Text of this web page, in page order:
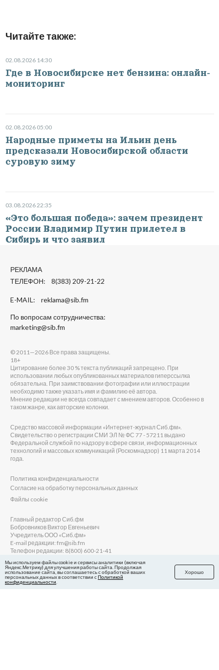
Читайте также:
02.08.2026 14:30
Где в Новосибирске нет бензина: онлайн-
мониторинг
02.08.2026 05:00
Народные приметы на Ильин день
предсказали Новосибирской области
суровую зиму
03.08.2026 22:35
«Это большая победа»: зачем президент
России Владимир Путин прилетел в
Сибирь и что заявил
РЕКЛАМА
ТЕЛЕФОН: 8(383) 209-21-22
E-MAIL: reklama@sib.fm
По вопросам сотрудничества:
marketing@sib.fm
© 2011—2026 Все права защищены.
18+
Цитирование более 30 % текста публикаций запрещено. При
использовании любых опубликованных материалов гиперссылка
обязательна. При заимствовании фотографии или иллюстрации
необходимо также указать имя и фамилию её автора.
Мнение редакции не всегда совпадает с мнением авторов. Особенно в
таком жанре, как авторские колонки.
Средство массовой информации «Интернет-журнал Сиб.фм».
Свидетельство о регистрации СМИ ЭЛ № ФС 77 - 57211 выдано
Федеральной службой по надзору в сфере связи, информационных
технологий и массовых коммуникаций (Роскомнадзор) 11 марта 2014
года.
Политика конфиденциальности
Согласие на обработку персональных данных
Файлы cookie
Главный редактор Сиб.фм
Бобровников Виктор Евгеньевич
Учредитель ООО «Сиб.фм»
E-mail редакции: fm@sib.fm
Телефон редакции: 8(800) 600-21-41
Сайт разработан и поддерживается Технодзен
Мы используем файлы cookie и сервисы аналитики (включая
Яндекс.Метрику) для улучшения работы сайта. Продолжая
использование сайта, вы соглашаетесь с обработкой ваших
персональных данных в соответствии сПолитикой
конфиденциальности
Хорошо